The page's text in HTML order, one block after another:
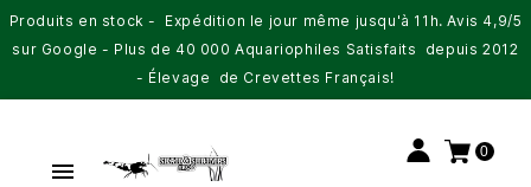
Produits en stock - Expédition le jour même jusqu'à 11h. Avis 4,9/5
sur Google - Plus de 40 000 Aquariophiles Satisfaits depuis 2012
- Élevage de Crevettes Français!

0